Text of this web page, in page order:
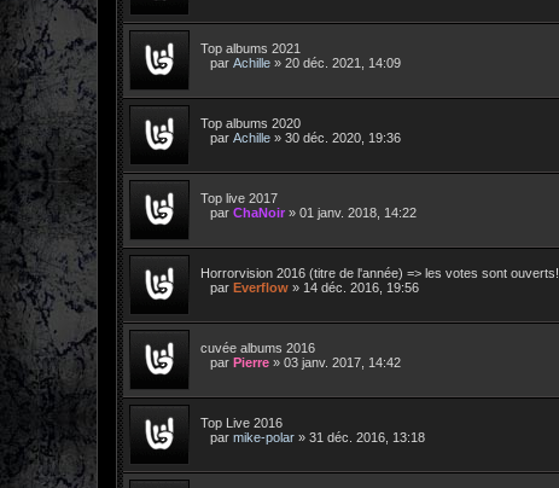
Top albums 2021
par Achille » 20 déc. 2021, 14:09
Top albums 2020
par Achille » 30 déc. 2020, 19:36
Top live 2017
par ChaNoir » 01 janv. 2018, 14:22
Horrorvision 2016 (titre de l'année) => les votes sont ouverts!
par Everflow » 14 déc. 2016, 19:56
cuvée albums 2016
par Pierre » 03 janv. 2017, 14:42
Top Live 2016
par mike-polar » 31 déc. 2016, 13:18